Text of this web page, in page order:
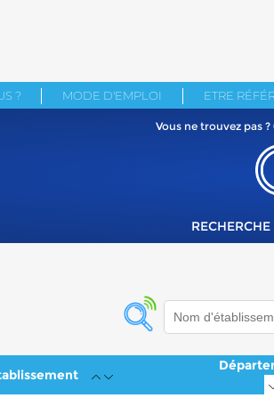
? MODE D'EMPLOI ETRE
Vous ne trouvez pas ?